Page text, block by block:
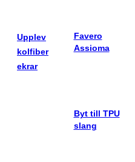
Upplev
kolfiber
ekrar
Favero
Assioma
Byt till TPU
slang